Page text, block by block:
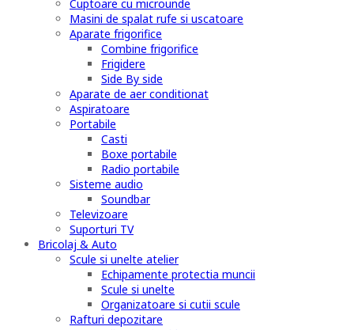
Cuptoare cu microunde
Masini de spalat rufe si uscatoare
Aparate frigorifice
Combine frigorifice
Frigidere
Side By side
Aparate de aer conditionat
Aspiratoare
Portabile
Casti
Boxe portabile
Radio portabile
Sisteme audio
Soundbar
Televizoare
Suporturi TV
Bricolaj & Auto
Scule si unelte atelier
Echipamente protectia muncii
Scule si unelte
Organizatoare si cutii scule
Rafturi depozitare